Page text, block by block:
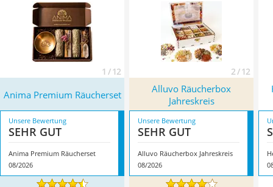
besonders das Modell
Anima Premium Räucherset
seinen Eigenschaften.
1 / 12 2 / 12
Anima Premium Räucherset
Alluvo Räucherbox
Jahreskreis
Unsere Bewertung
SEHR GUT
Anima Premium Räucherset
08/2026
Unsere Bewertung
SEHR GUT
Alluvo Räucherbox Jahreskreis
08/2026